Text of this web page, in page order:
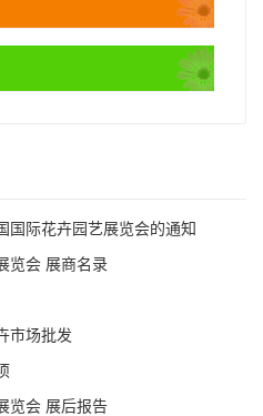
国际花卉园艺展览会的通知
览会 展商名录
市场批发
览会 展后报告